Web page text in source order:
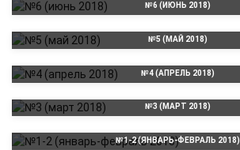
№6 (ИЮНЬ 2018)
№5 (МАЙ 2018)
№4 (АПРЕЛЬ 2018)
№3 (МАРТ 2018)
№1-2 (ЯНВАРЬ-ФЕВРАЛЬ 2018)